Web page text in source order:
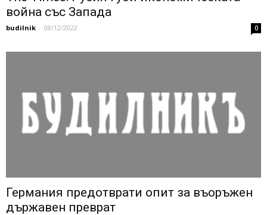
война със Запада
budilnik - 08/12/2022 0
Германия предотврати опит за въоръжен
държавен преврат